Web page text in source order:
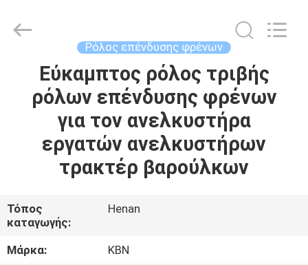
ΣΠΊΤΙ
ΠΡΟΪΌΝΤΑ
ΠΕΡΊΠΟΥ
ΓΎΡΟΣ
ΕΡΓΟΣΤΑΣΊΩΝ
Ρόλος επένδυσης φρένων
Εύκαμπτος ρόλος τριβής
ρόλων επένδυσης φρένων
για τον ανελκυστήρα
εργατών ανελκυστήρων
τρακτέρ βαρούλκων
Τόπος
καταγωγής:
Henan
Μάρκα:
KBN